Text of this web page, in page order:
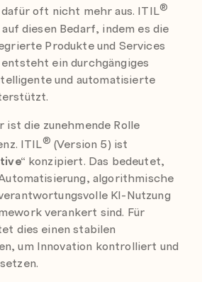
oft nicht mehr aus. ITIL®
diesen Bedarf, indem es die
Produkte und Services
ein durchgängiges
und automatisierte
die zunehmende Rolle
ITIL® (Version 5) ist
konzipiert. Das bedeutet,
algorithmische
KI-Nutzung
verankert sind. Für
dies einen stabilen
um Innovation kontrolliert und